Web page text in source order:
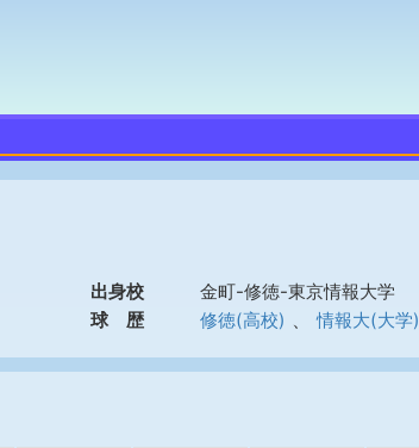
出身校
金町-修徳-東京情報大学
球 歴
修徳(高校) 、情報大(大学)